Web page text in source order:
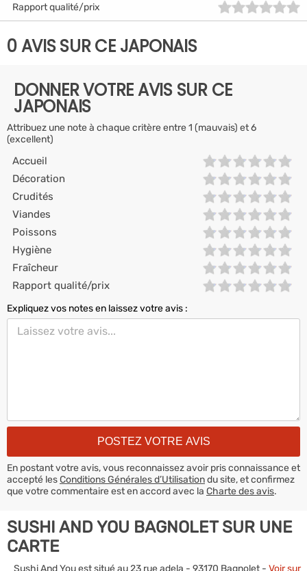
Rapport qualité/prix
0 AVIS SUR CE JAPONAIS
DONNER VOTRE AVIS SUR CE
JAPONAIS
Attribuez une note à chaque critère entre 1 (mauvais) et 6
(excellent)
Accueil
Décoration
Crudités
Viandes
Poissons
Hygiène
Fraîcheur
Rapport qualité/prix
Expliquez vos notes en laissez votre avis :
En postant votre avis, vous reconnaissez avoir pris connaissance et
accepté lesConditions Générales d’Utilisationdu site, et confirmez
que votre commentaire est en accord avec la Charte des avis.
SUSHI AND YOU BAGNOLET SUR UNE
CARTE
Sushi And You est situé au 23 rue adela - 93170 Bagnolet - Voir sur